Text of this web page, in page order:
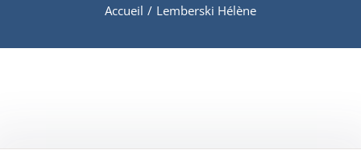
Accueil / Lemberski Hélène